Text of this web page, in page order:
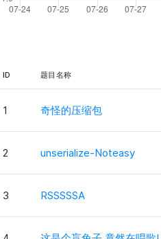
ID 题目名称
1 奇怪的压缩包
2 unserialize-Noteasy
3 RSSSSSA